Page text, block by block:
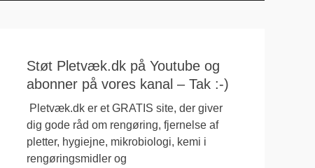
Støt Pletvæk.dk på Youtube og
abonner på vores kanal – Tak :-)
Pletvæk.dk er et GRATIS site, der giver
dig gode råd om rengøring, fjernelse af
pletter, hygiejne, mikrobiologi, kemi i
rengøringsmidler og